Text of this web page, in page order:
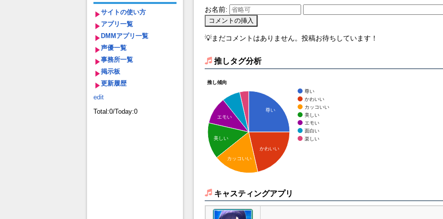
サイトの使い方
アプリ一覧
DMMアプリ一覧
声優一覧
事務所一覧
掲示板
更新履歴
edit
Total:0/Today:0
お名前:
💡まだコメントはありません。投稿お待ちしています！
推しタグ分析
推し傾向
尊い
かわいい
カッコいい
美しい
エモい
面白い
楽しい
尊い
かわいい
エモい
美しい
カッコいい
キャスティングアプリ